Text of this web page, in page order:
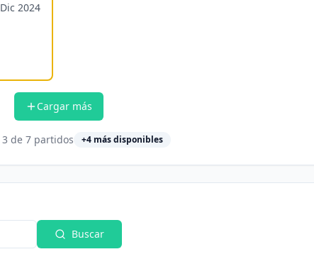
Dic 2024
Cargar más
3 de 7partidos +4más disponibles
Buscar